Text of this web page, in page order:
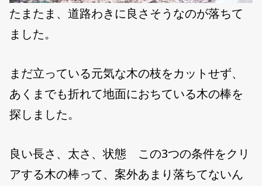
たまたま、道路わきに良さそうなのが落ちて
ました。
まだ立っている元気な木の枝をカットせず、
あくまでも折れて地面におちている木の棒を
探しました。
良い長さ、太さ、状態 この3つの条件をクリ
アする木の棒って、案外あまり落ちてないん